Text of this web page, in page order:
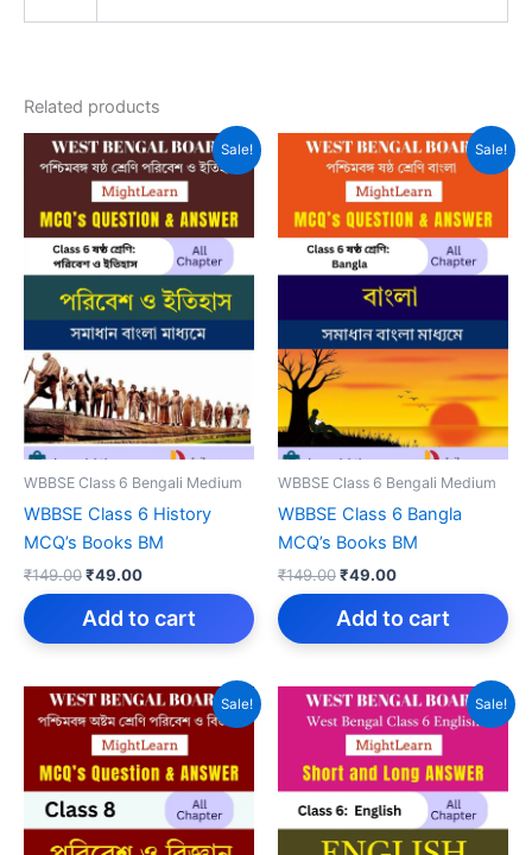
Related products
Sale!
WBBSE Class 6 Bengali Medium
WBBSE Class 6 History
MCQ’s Books BM
₹149.00Original
price
was:
₹49.00Current
price
is:
Add to cart
Sale!
WBBSE Class 6 Bengali Medium
WBBSE Class 6 Bangla
MCQ’s Books BM
₹149.00Original
price
was:
₹49.00Current
price
is:
Add to cart
Sale! Sale!